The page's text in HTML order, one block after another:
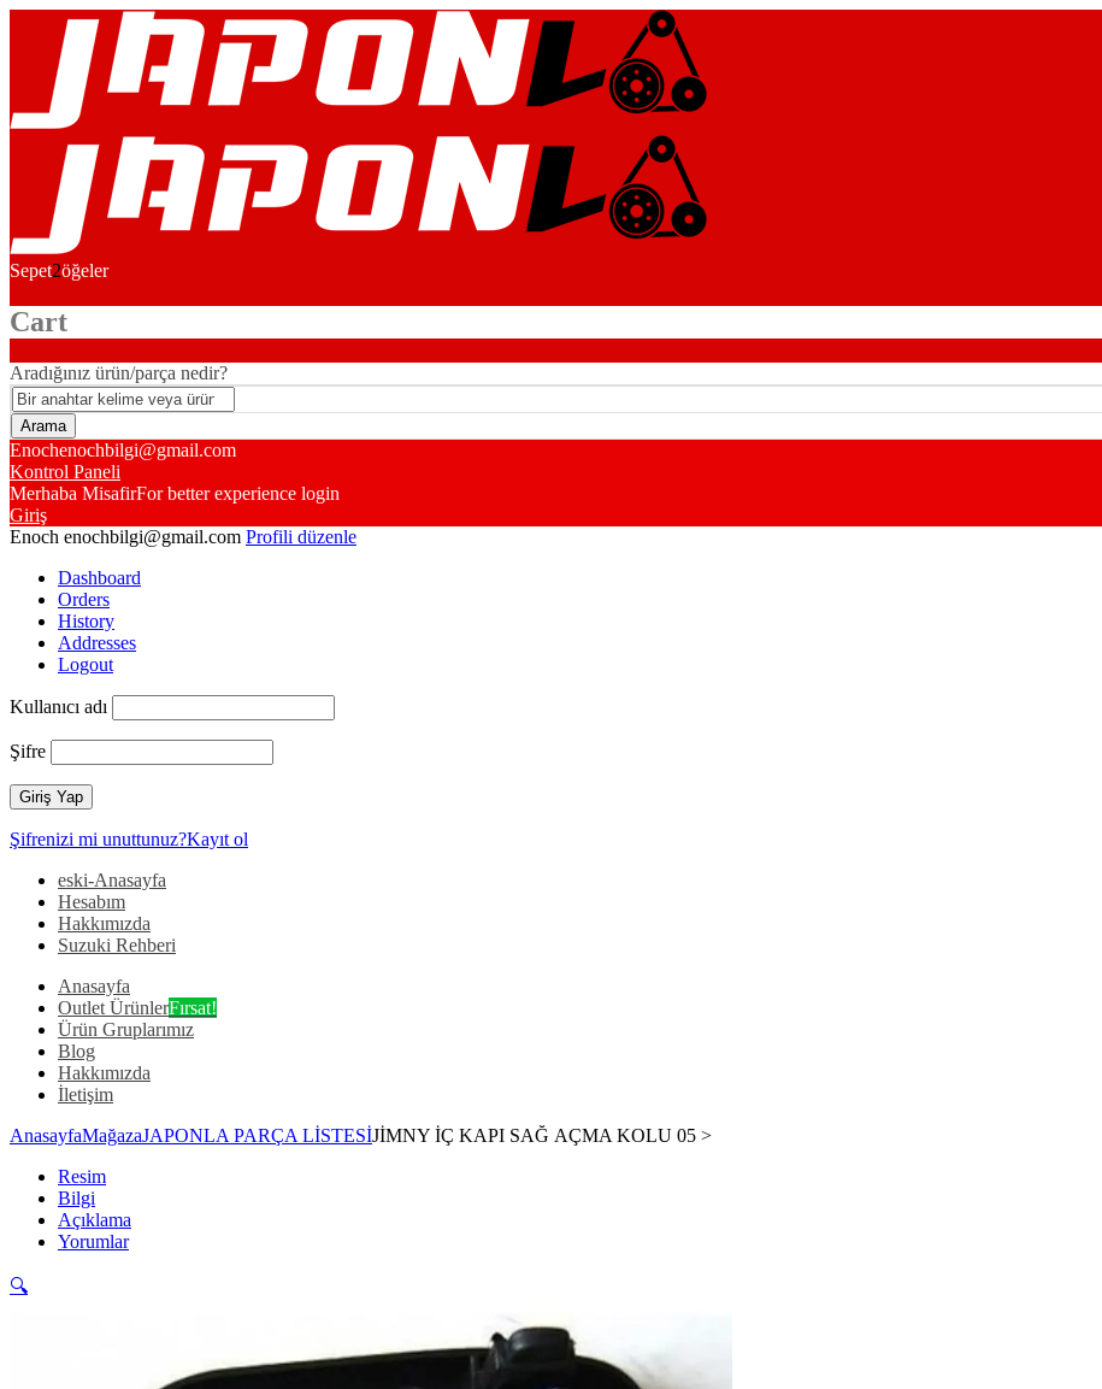
Sepet2öğeler
Cart
Aradığınız ürün/parça nedir?
Enochenochbilgi@gmail.com
Kontrol Paneli
Merhaba MisafirFor better experience login
Giriş
Enoch enochbilgi@gmail.com Profili düzenle
Dashboard
Orders
History
Addresses
Logout
Kullanıcı adı
Şifre
Şifrenizi mi unuttunuz?Kayıt ol
eski-Anasayfa
Hesabım
Hakkımızda
Suzuki Rehberi
Anasayfa
Outlet ÜrünlerFırsat!
Ürün Gruplarımız
Blog
Hakkımızda
İletişim
AnasayfaMağazaJAPONLA PARÇA LİSTESİJİMNY İÇ KAPI SAĞ AÇMA KOLU 05 >
Resim
Bilgi
Açıklama
Yorumlar
🔍